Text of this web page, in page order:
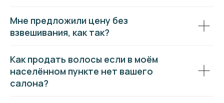
Мне предложили цену без
взвешивания, как так?
Как продать волосы если в моём
населённом пункте нет вашего
салона?